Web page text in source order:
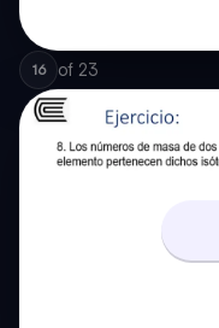
16 of 23